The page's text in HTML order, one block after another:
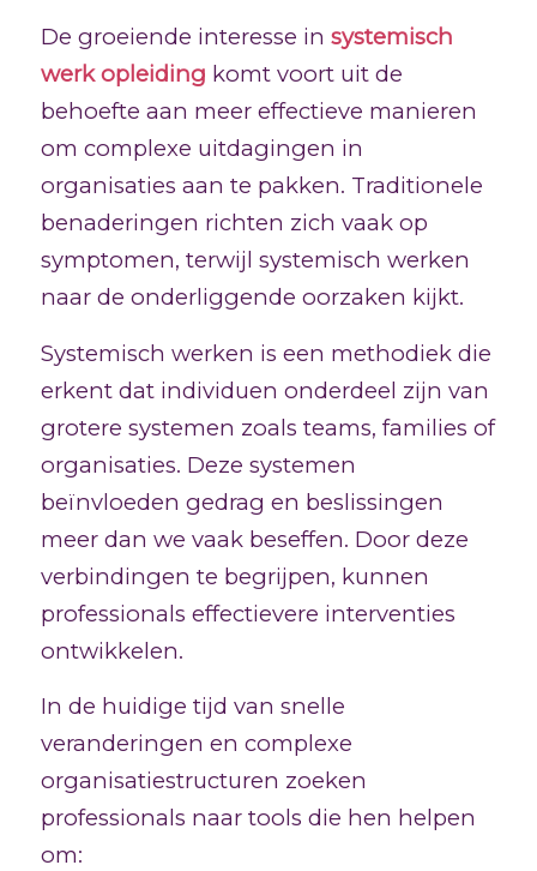
De groeiende interesse in systemisch
werk opleiding komt voort uit de
behoefte aan meer effectieve manieren
om complexe uitdagingen in
organisaties aan te pakken. Traditionele
benaderingen richten zich vaak op
symptomen, terwijl systemisch werken
naar de onderliggende oorzaken kijkt.
Systemisch werken is een methodiek die
erkent dat individuen onderdeel zijn van
grotere systemen zoals teams, families of
organisaties. Deze systemen
beïnvloeden gedrag en beslissingen
meer dan we vaak beseffen. Door deze
verbindingen te begrijpen, kunnen
professionals effectievere interventies
ontwikkelen.
In de huidige tijd van snelle
veranderingen en complexe
organisatiestructuren zoeken
professionals naar tools die hen helpen
om: